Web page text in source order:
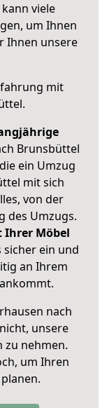
viele
um Ihnen
Ihnen unsere
mit
.
Brunsbüttel
ein Umzug
mit sich
von der
des Umzugs.
Ihrer Möbel
sicher ein und
an Ihrem
nach
unsere
zu nehmen.
um Ihren